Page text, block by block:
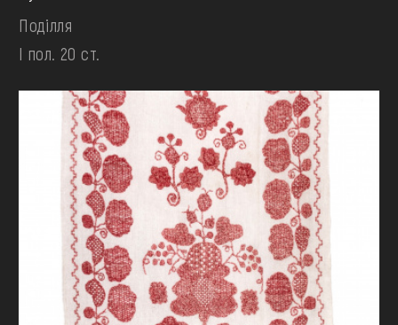
Поділля
І пол. 20 ст.